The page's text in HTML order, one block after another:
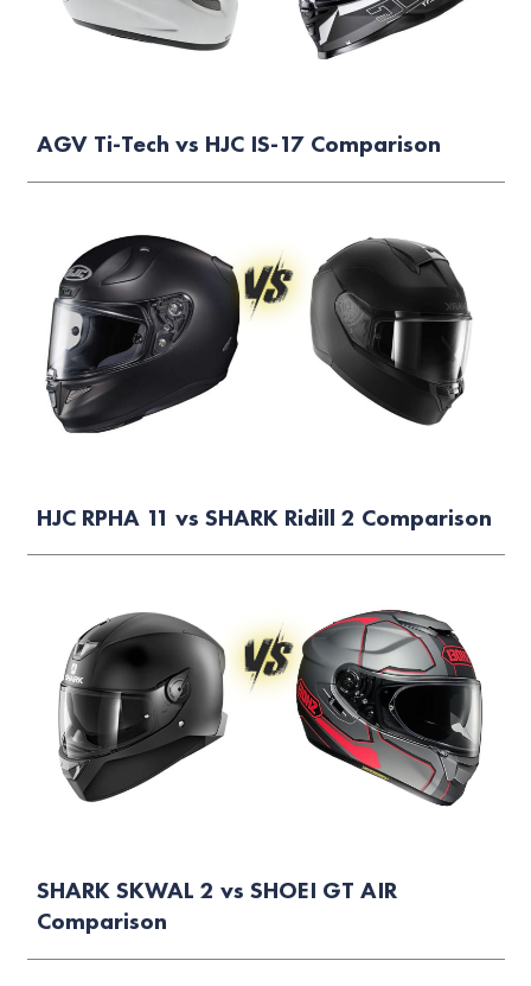
AGV Ti-Tech vs HJC IS-17 Comparison
HJC RPHA 11 vs SHARK Ridill 2 Comparison
SHARK SKWAL 2 vs SHOEI GT AIR
Comparison